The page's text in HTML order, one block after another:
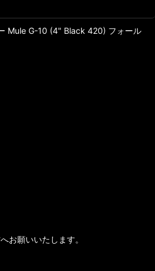
Mule G-10 (4" Black 420) フォール
お願いいたします。